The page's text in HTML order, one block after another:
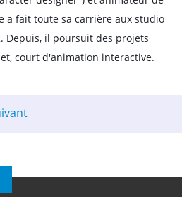
a fait toute sa carrière aux studio
Depuis, il poursuit des projets
court d'animation interactive.